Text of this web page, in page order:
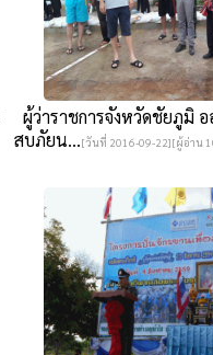
ผู้ว่าราชการจังหวัดชัยภูมิ
สบภัยน...[วันที่ 2016-09-22][ผู้อ่าน